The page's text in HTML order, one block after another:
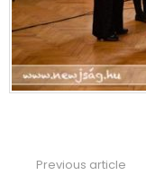
Previous article